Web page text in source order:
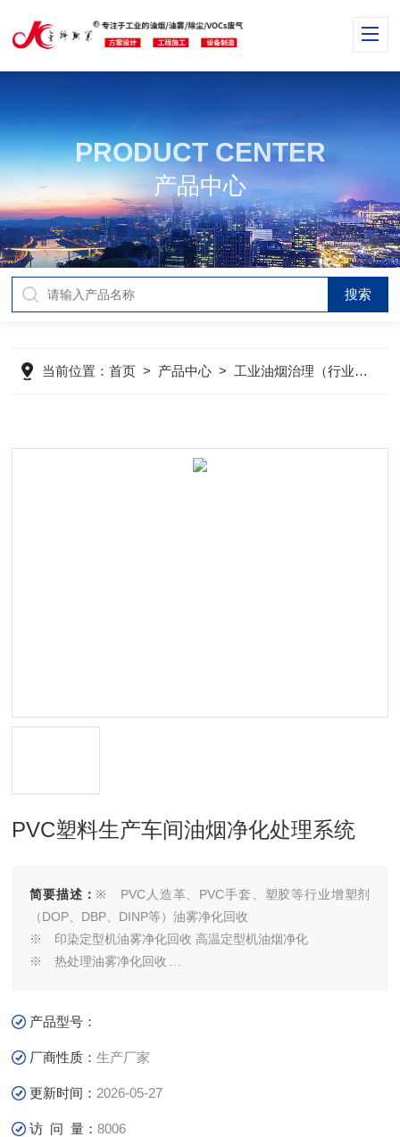
PRODUCT CENTER
产品中心
当前位置：首页 > 产品中心 > 工业油烟治理（行业分类）
PVC塑料生产车间油烟净化处理系统
简要描述： ※ PVC人造革、PVC手套、塑胶等行业增塑剂
（DOP、DBP、DINP等）油雾净化回收
※ 印染定型机油雾净化回收 高温定型机油烟净化
※ 热处理油雾净化回收
※ 沥青烟净化
※ 食品加工油烟净化
产品型号：
厂商性质：生产厂家
更新时间： 2026-05-27
访 问 量：8006